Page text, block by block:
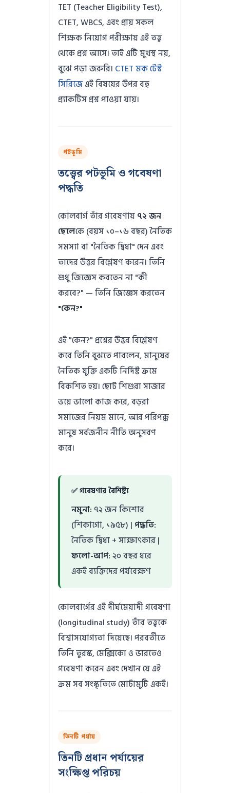
TET (Teacher Eligibility Test),
CTET, WBCS, এবং প্রায় সকল
শিক্ষক নিয়োগ পরীক্ষায় এই তত্ত্ব
থেকে প্রশ্ন আসে। তাই এটি মুখস্থ নয়,
বুঝে পড়া জরুরি। CTET মক টেস্ট
সিরিজেএই বিষয়ের উপর বহু
প্র্যাকটিস প্রশ্ন পাওয়া যায়।
পটভূমি
তত্ত্বের পটভূমি ও গবেষণা
পদ্ধতি
কোলবার্গ তাঁর গবেষণায়৭২ জন
ছেলেকে (বয়স ১০–১৬ বছর) নৈতিক
সমস্যা বা "নৈতিক দ্বিধা" দেন এবং
তাদের উত্তর বিশ্লেষণ করেন। তিনি
শুধু জিজ্ঞেস করতেন না "কী
করবে?" — তিনি জিজ্ঞেস করতেন
"কেন?"
এই "কেন?" প্রশ্নের উত্তর বিশ্লেষণ
করে তিনি বুঝতে পারলেন, মানুষের
নৈতিক যুক্তি একটি নির্দিষ্ট ক্রমে
বিকশিত হয়। ছোট শিশুরা সাজার
ভয়ে ভালো কাজ করে, বড়রা
সমাজের নিয়ম মানে, আর পরিপক্ক
মানুষ সর্বজনীন নীতি অনুসরণ
করে।
✅ গবেষণার বৈশিষ্ট্য
নমুনা:৭২ জন কিশোর
(শিকাগো, ১৯৫৮) | পদ্ধতি:
নৈতিক দ্বিধা + সাক্ষাৎকার |
ফলো-আপ:২০ বছর ধরে
একই ব্যক্তিদের পর্যবেক্ষণ
কোলবার্গের এই দীর্ঘমেয়াদী গবেষণা
(longitudinal study) তাঁর তত্ত্বকে
বিশ্বাসযোগ্যতা দিয়েছে। পরবর্তীতে
তিনি তুরস্ক, মেক্সিকো ও ভারতেও
গবেষণা করেন এবং দেখান যে এই
ক্রম সব সংস্কৃতিতে মোটামুটি একই।
তিনটি পর্যায়
তিনটি প্রধান পর্যায়ের
সংক্ষিপ্ত পরিচয়